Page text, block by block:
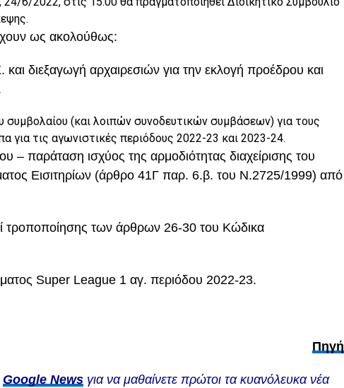
ως ακολούθως:
διεξαγωγή αρχαιρεσιών για την εκλογή προέδρου και
συμβολαίου (και λοιπών συνοδευτικών συμβάσεων) για τους
για τις αγωνιστικές περιόδους 2022-23 και 2023-24.
– παράταση ισχύος της αρμοδιότητας διαχείρισης του
Εισιτηρίων (άρθρο 41Γ παρ. 6.β. του Ν.2725/1999) από
των άρθρων 26-30 του Κώδικα
Super League 1 αγ. περιόδου 2022-23.
Πηγή
Google News για να μαθαίνετε πρώτοι τα κυανόλευκα νέα